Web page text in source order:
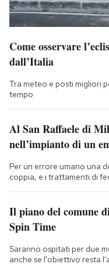
Come osservare
dall’Italia
Tra meteo e posti migliori
tempo
Al San Raffaele di
nell’impianto di un
Per un errore umano una
coppia, e i trattamenti di
Il piano del comune
Spin Time
Saranno ospitati per due
anche se l'obiettivo resta